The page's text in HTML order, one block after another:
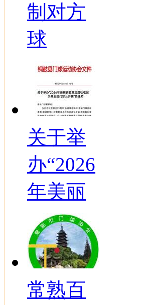
制对方
球
关于举
办“2026
年美丽
常熟百